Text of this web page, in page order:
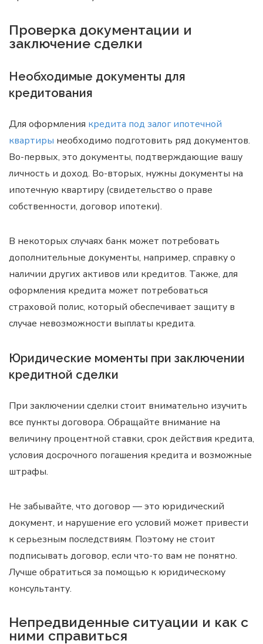
Проверка документации и
заключение сделки
Необходимые документы для
кредитования
Для оформления кредита под залог ипотечной
квартиры необходимо подготовить ряд документов.
Во-первых, это документы, подтверждающие вашу
личность и доход. Во-вторых, нужны документы на
ипотечную квартиру (свидетельство о праве
собственности, договор ипотеки).
В некоторых случаях банк может потребовать
дополнительные документы, например, справку о
наличии других активов или кредитов. Также, для
оформления кредита может потребоваться
страховой полис, который обеспечивает защиту в
случае невозможности выплаты кредита.
Юридические моменты при заключении
кредитной сделки
При заключении сделки стоит внимательно изучить
все пункты договора. Обращайте внимание на
величину процентной ставки, срок действия кредита,
условия досрочного погашения кредита и возможные
штрафы.
Не забывайте, что договор — это юридический
документ, и нарушение его условий может привести
к серьезным последствиям. Поэтому не стоит
подписывать договор, если что-то вам не понятно.
Лучше обратиться за помощью к юридическому
консультанту.
Непредвиденные ситуации и как с
ними справиться